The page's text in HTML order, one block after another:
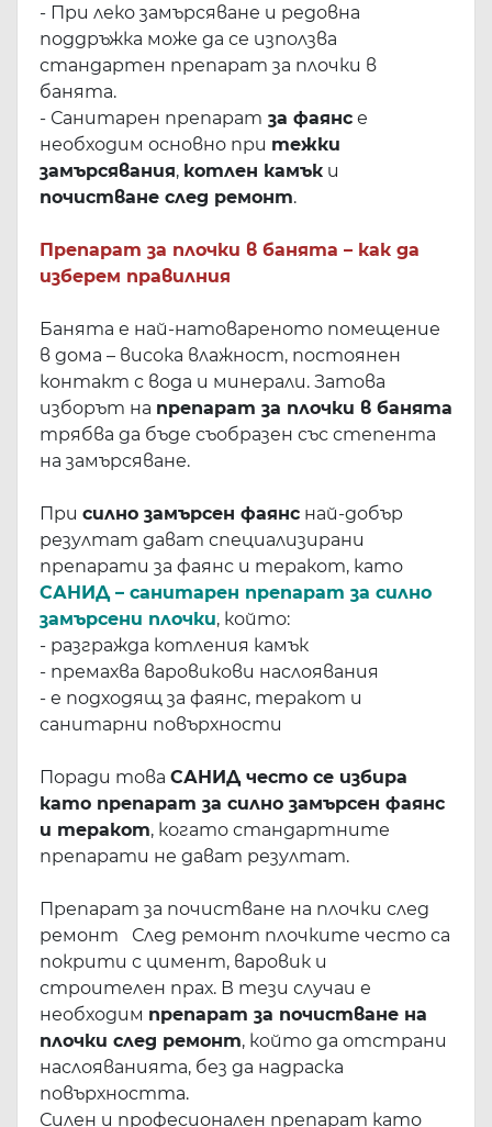
- При леко замърсяване и редовна
поддръжка може да се използва
стандартен препарат за плочки в
банята.
- Санитарен препарат за фаянс е
необходим основно при тежки
замърсявания, котлен камък и
почистване след ремонт.
Препарат за плочки в банята – как да
изберем правилния
Банята е най-натовареното помещение
в дома – висока влажност, постоянен
контакт с вода и минерали. Затова
изборът на препарат за плочки в банята
трябва да бъде съобразен със степента
на замърсяване.
При силно замърсен фаянс най-добър
резултат дават специализирани
препарати за фаянс и теракот, като
САНИД – санитарен препарат за силно
замърсени плочки, който:
- разгражда котления камък
- премахва варовикови наслоявания
- е подходящ за фаянс, теракот и
санитарни повърхности
Поради това САНИД често се избира
като препарат за силно замърсен фаянс
и теракот, когато стандартните
препарати не дават резултат.
Препарат за почистване на плочки след
ремонт След ремонт плочките често са
покрити с цимент, варовик и
строителен прах. В тези случаи е
необходим препарат за почистване на
плочки след ремонт, който да отстрани
наслояванията, без да надраска
повърхността.
Силен и професионален препарат като